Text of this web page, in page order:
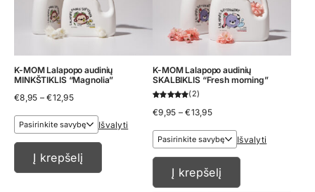
K-MOM Lalapopo audinių
MINKŠTIKLIS “Magnolia”
€8,95 – €12,95Price
€8,95
throughIšvalyti
Į krepšelį
K-MOM Lalapopo audinių
SKALBIKLIS “Fresh morning”
2
€9,95 – €13,95Price
€9,95
throughIšvalyti
Į krepšelį